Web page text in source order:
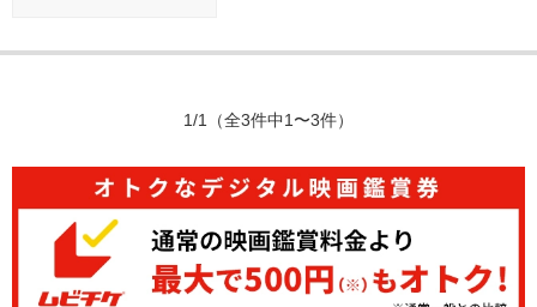
1/1 （全3件中1〜3件）